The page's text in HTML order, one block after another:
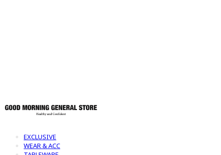
EXCLUSIVE
WEAR & ACC